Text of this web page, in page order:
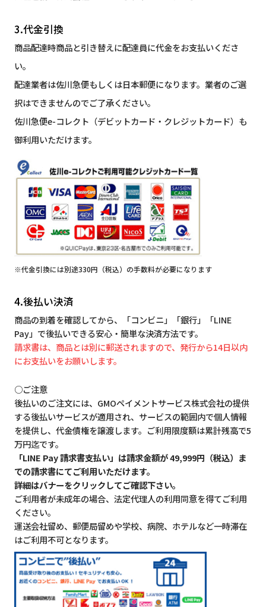
3.代金引換
商品配達時商品と引き替えに配達員に代金をお支払いくださ
い。
配達業者は佐川急便もしくは日本郵便になります。業者のご選
択はできませんのでご了承ください。
佐川急便e-コレクト（デビットカード・クレジットカード）も
御利用いただけます。
※代金引換には別途330円（税込）の手数料が必要になります
4.後払い決済
商品の到着を確認してから、「コンビニ」「銀行」「LINE
Pay」で後払いできる安心・簡単な決済方法です。
請求書は、商品とは別に郵送されますので、発行から14日以内
にお支払いをお願いします。
○ご注意
後払いのご注文には、GMOペイメントサービス株式会社の提供
する後払いサービスが適用され、サービスの範囲内で個人情報
を提供し、代金債権を譲渡します。ご利用限度額は累計残高で5
万円迄です。
「LINE Pay 請求書支払い」は請求金額が 49,999円（税込）ま
での請求書にてご利用いただけます。
詳細はバナーをクリックしてご確認下さい。
ご利用者が未成年の場合、法定代理人の利用同意を得てご利用
ください。
運送会社留め、郵便局留めや学校、病院、ホテルなど一時滞在
はご利用不可となります。